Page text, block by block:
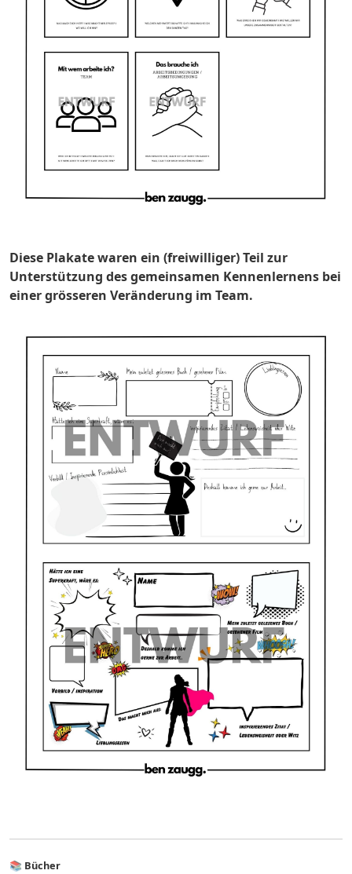
Diese Plakate waren ein (freiwilliger) Teil zur
Unterstützung des gemeinsamen Kennenlernens bei
einer grösseren Veränderung im Team.
📚 Bücher